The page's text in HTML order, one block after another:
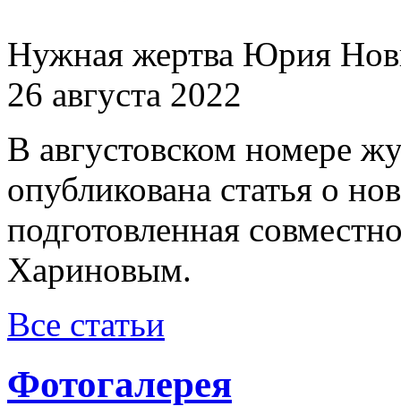
Нужная жертва Юрия
26 августа 2022
В августовском номере
опубликована статья о
подготовленная
Хариновым.
Все статьи
Фотогалерея